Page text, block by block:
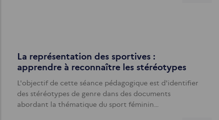
La représentation des sportives :
apprendre à reconnaître les stéréotypes
L'objectif de cette séance pédagogique est d'identifier
des stéréotypes de genre dans des documents
abordant la thématique du sport féminin…